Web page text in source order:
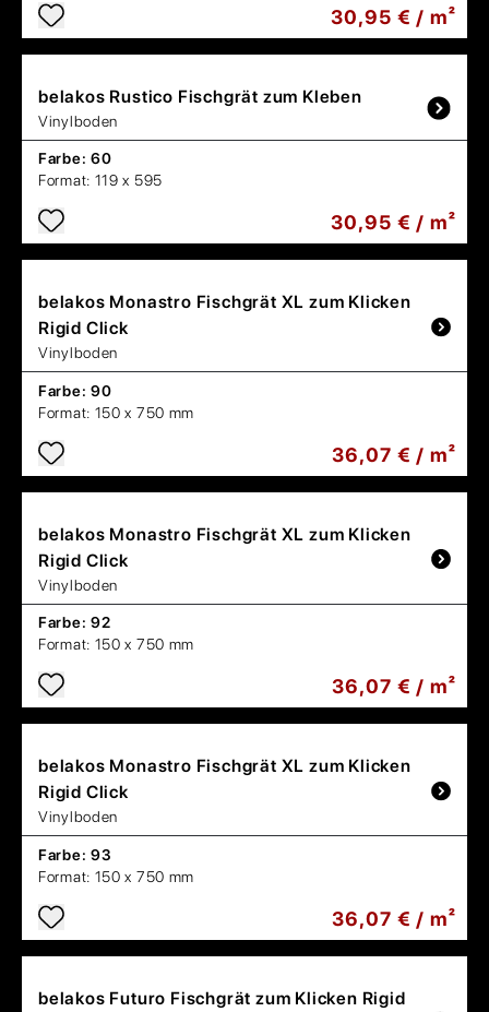
30,95 € / m²
belakos Rustico Fischgrät zum Kleben
Vinylboden
Farbe: 60
Format: 119 x 595
30,95 € / m²
belakos Monastro Fischgrät XL zum Klicken
Rigid Click
Vinylboden
Farbe: 90
Format: 150 x 750 mm
36,07 € / m²
belakos Monastro Fischgrät XL zum Klicken
Rigid Click
Vinylboden
Farbe: 92
Format: 150 x 750 mm
36,07 € / m²
belakos Monastro Fischgrät XL zum Klicken
Rigid Click
Vinylboden
Farbe: 93
Format: 150 x 750 mm
36,07 € / m²
belakos Futuro Fischgrät zum Klicken Rigid